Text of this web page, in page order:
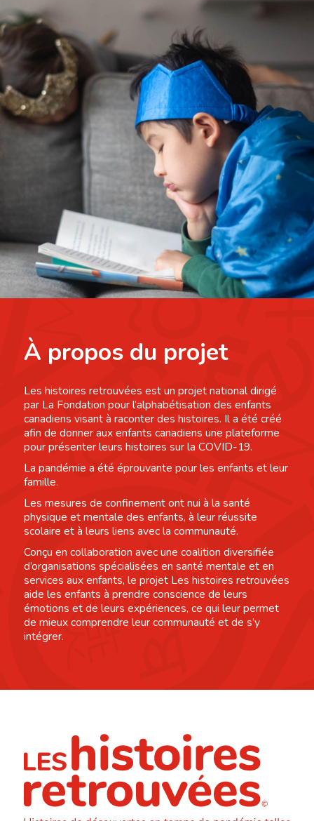
À propos du projet
Les histoires retrouvées est un projet national dirigé
par La Fondation pour l’alphabétisation des enfants
canadiens visant à raconter des histoires. Il a été créé
afin de donner aux enfants canadiens une plateforme
pour présenter leurs histoires sur la COVID-19.
La pandémie a été éprouvante pour les enfants et leur
famille.
Les mesures de confinement ont nui à la santé
physique et mentale des enfants, à leur réussite
scolaire et à leurs liens avec la communauté.
Conçu en collaboration avec une coalition diversifiée
d’organisations spécialisées en santé mentale et en
services aux enfants, le projet Les histoires retrouvées
aide les enfants à prendre conscience de leurs
émotions et de leurs expériences, ce qui leur permet
de mieux comprendre leur communauté et de s’y
intégrer.